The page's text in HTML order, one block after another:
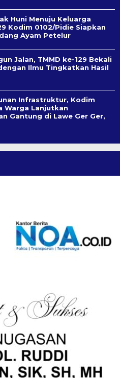
Huni Menuju Keluarga
Kodim 0102/Pidie Siapkan
Ayam Petelur
Jalan, TMMD ke-129 Bekali
Ilmu Tingkatkan Hasil
Infrastruktur, Kodim
Warga Lanjutkan
Gantung di Lawe Ger Ger,